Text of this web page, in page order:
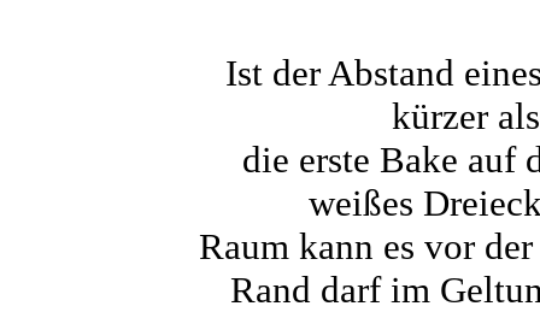
Ist der Abstand
kürzer
die erste Bake auf
weißes
Raum kann es vor
Rand darf im